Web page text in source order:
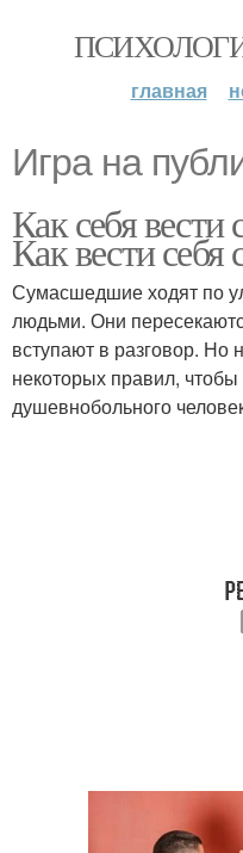
главная
Игра на
Как себя
Как вести
Сумасшедшие ходят по
людьми. Они
вступают в разговор. Но
некоторых правил, чтобы
душевнобольного